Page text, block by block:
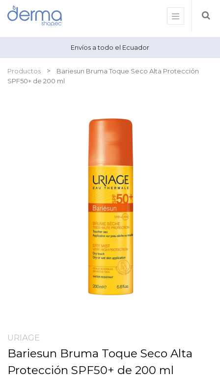
Envíos a todo el Ecuador
Productos
Bariesun Bruma Toque Seco Alta Protección
SPF50+ de 200 ml
URIAGE
Bariesun Bruma Toque Seco Alta
Protección SPF50+ de 200 ml